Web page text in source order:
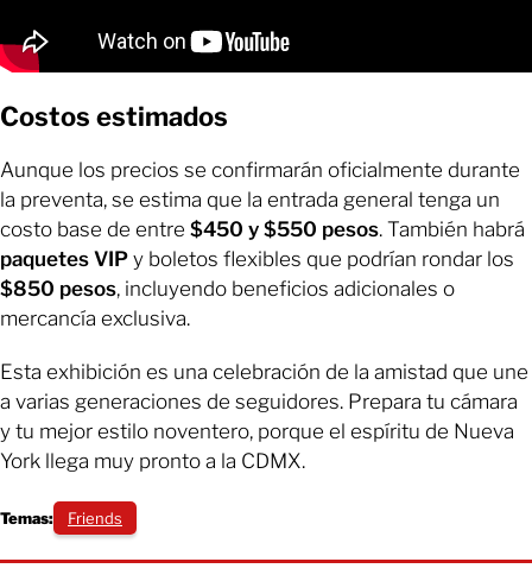
Costos estimados
Aunque los precios se confirmarán oficialmente durante
la preventa, se estima que la entrada general tenga un
costo base de entre $450 y $550 pesos. También habrá
paquetes VIP y boletos flexibles que podrían rondar los
$850 pesos, incluyendo beneficios adicionales o
mercancía exclusiva.
Esta exhibición es una celebración de la amistad que une
a varias generaciones de seguidores. Prepara tu cámara
y tu mejor estilo noventero, porque el espíritu de Nueva
York llega muy pronto a la CDMX.
Temas: Friends